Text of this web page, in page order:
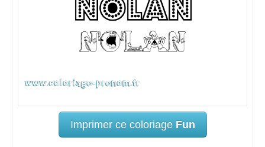
Imprimer ce coloriage Fun